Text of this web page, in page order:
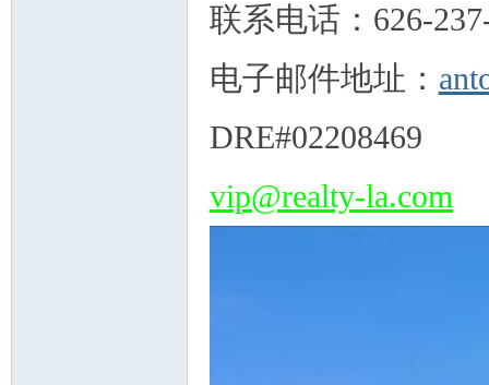
联系电话：626-
电子邮件地址：
DRE#02208469
vip@realty-la.com